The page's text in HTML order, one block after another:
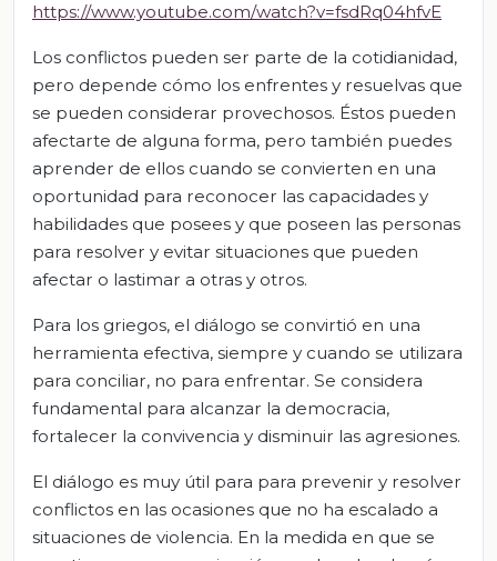
https://www.youtube.com/watch?v=fsdRq04hfvE
Los conflictos pueden ser parte de la cotidianidad,
pero depende cómo los enfrentes y resuelvas que
se pueden considerar provechosos. Éstos pueden
afectarte de alguna forma, pero también puedes
aprender de ellos cuando se convierten en una
oportunidad para reconocer las capacidades y
habilidades que posees y que poseen las personas
para resolver y evitar situaciones que pueden
afectar o lastimar a otras y otros.
Para los griegos, el diálogo se convirtió en una
herramienta efectiva, siempre y cuando se utilizara
para conciliar, no para enfrentar. Se considera
fundamental para alcanzar la democracia,
fortalecer la convivencia y disminuir las agresiones.
El diálogo es muy útil para para prevenir y resolver
conflictos en las ocasiones que no ha escalado a
situaciones de violencia. En la medida en que se